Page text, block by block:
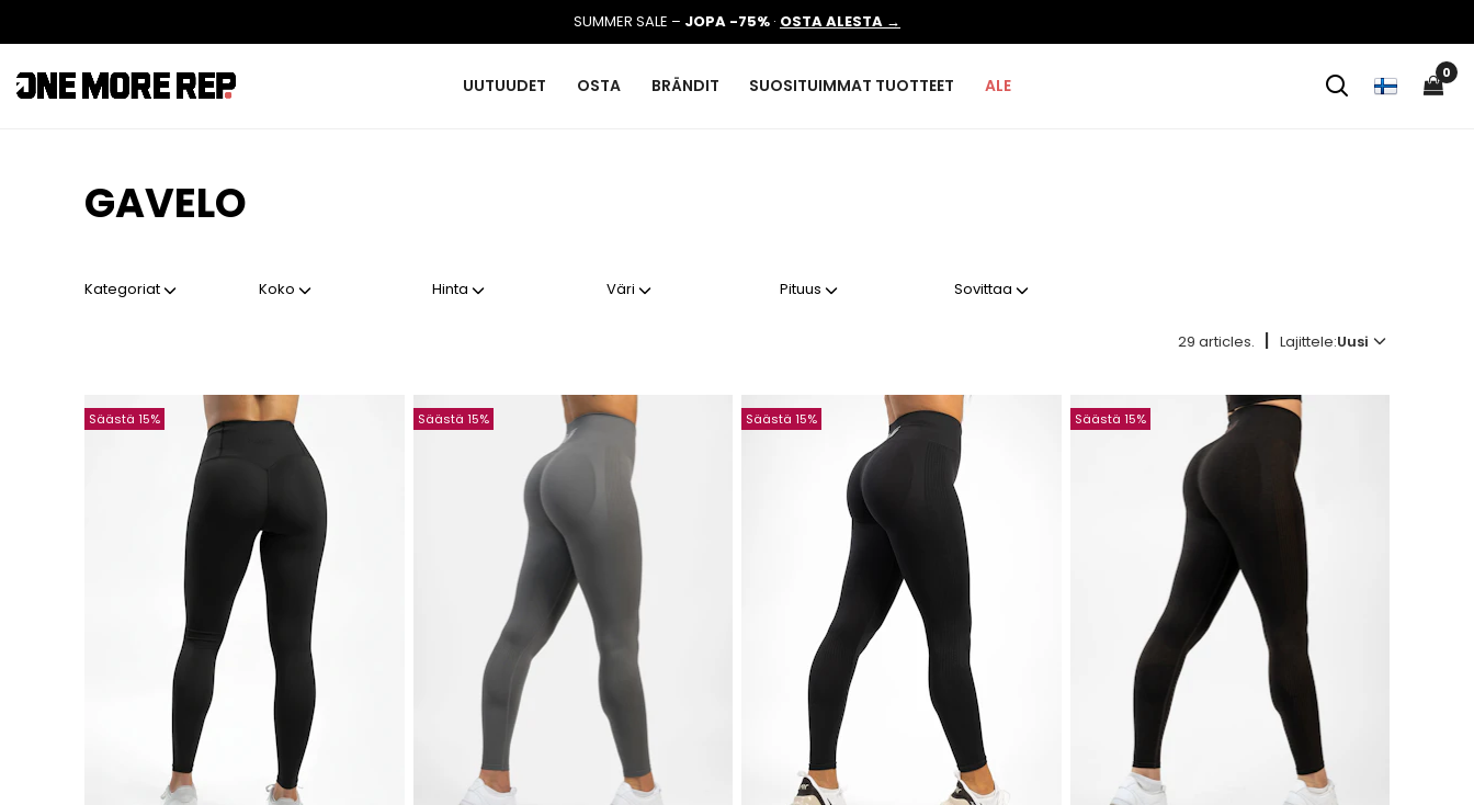
SUMMER SALE – JOPA -75% · OSTA ALESTA →
UUTUUDET OSTA BRÄNDIT SUOSITUIMMAT TUOTTEET ALE
0
GAVELO
Kategoriat Koko Hinta Väri Pituus Sovittaa
29 articles. | Lajittele:Uusi
Säästä 15% Säästä 15% Säästä 15% Säästä 15%